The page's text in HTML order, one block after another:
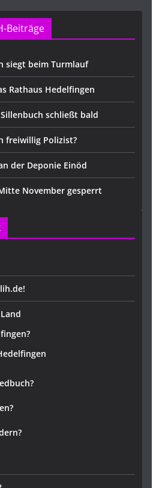
Beiträge
siegt beim Turmlauf
Rathaus Hedelfingen
schließt bald
freiwillig Polizist?
der Deponie Einöd
November gesperrt